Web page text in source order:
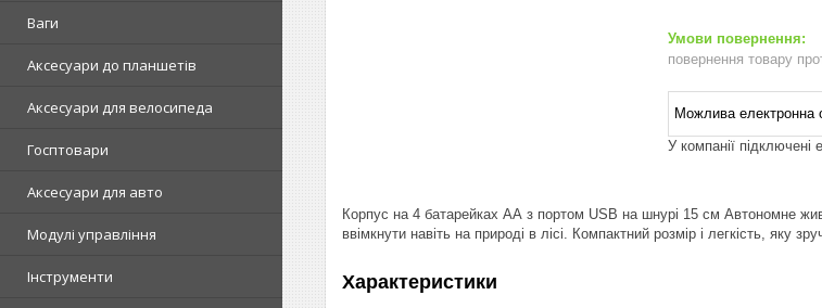
Ваги
Аксесуари до планшетів
Аксесуари для велосипеда
Госптовари
Аксесуари для авто
Модулі управління
Інструменти
повернення товару
У компанії
Корпус на 4 батарейках АА з портом USB на шнурі 15 см Автономне
ввімкнути навіть на природі в лісі. Компактний розмір і легкість, яку
Характеристики